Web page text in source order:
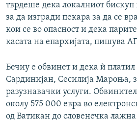
тврдеше дека локалниот бискуп
за да изгради пекара за да се
кои се во опасност и дека
касата на епархијата, пишува
Бечиу е обвинет и дека ѝ
Сардинијан, Сесилија Мароња,
разузнавачки услуги.
околу 575 000 евра во
од Ватикан до словенечка